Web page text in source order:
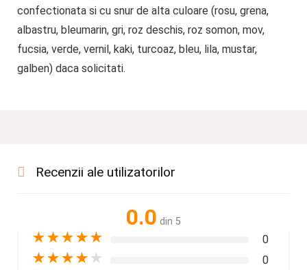
confectionata si cu snur de alta culoare (rosu, grena,
albastru, bleumarin, gri, roz deschis, roz somon, mov,
fucsia, verde, vernil, kaki, turcoaz, bleu, lila, mustar,
galben) daca solicitati.
Recenzii ale utilizatorilor
0.0 din 5
★★★★★ 0
★★★★ ★ 0